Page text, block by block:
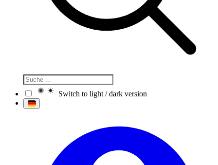
Switch to light / dark version